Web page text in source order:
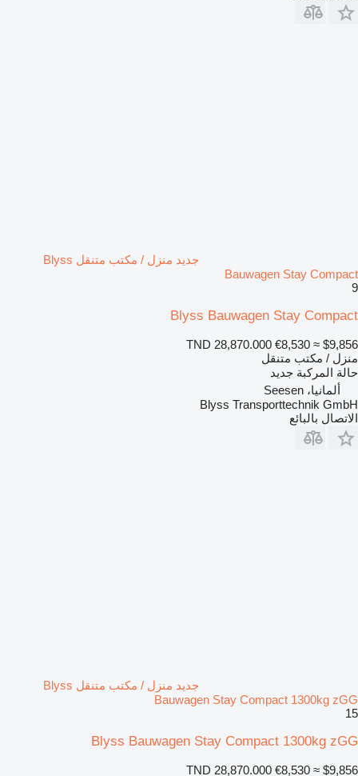
جديد منزل / مكتب متنقل Blyss
Bauwagen Stay Compact
9
Blyss Bauwagen Stay Compact
TND 28,870.000 €8,530 ≈ $9,856
منزل / مكتب متنقل
حالة المركبة جديد
ألمانيا، Seesen
Blyss Transporttechnik GmbH
الاتصال بالبائع
جديد منزل / مكتب متنقل Blyss
Bauwagen Stay Compact 1300kg zGG
15
Blyss Bauwagen Stay Compact 1300kg zGG
TND 28,870.000 €8,530 ≈ $9,856